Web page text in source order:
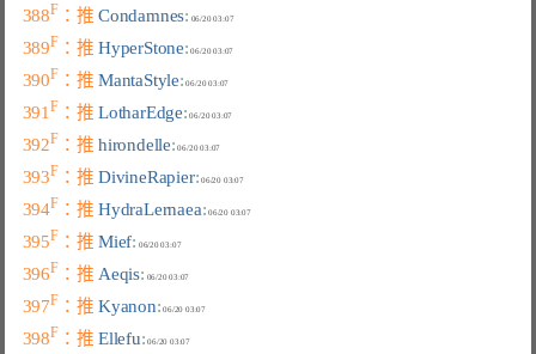
388F ：推 Condamnes: 06/20 03:07
389F ：推 HyperStone:
390F ：推 MantaStyle:
391 F ：推 LotharEdge:
392F ：推 hirondelle:
393F ：推 DivineRapier: 06/20 03:07
394F ：推 HydraLernaea: 06/20 03:07
395F ：推 Mief: 06/20 03:07
396F ：推 Aeqis:
397F ：推 Kyanon: 06/20 03:07
398F ：推 Ellefu: 06/20 03:07